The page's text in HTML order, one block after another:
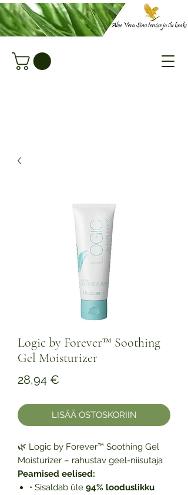
Logic by Forever™ Soothing
Gel Moisturizer
28,94 €
LISÄÄ OSTOSKORIIN
🌿 Logic by Forever™ Soothing Gel
Moisturizer – rahustav geel-niisutaja
Peamised eelised:
• Sisaldab üle 94% looduslikku